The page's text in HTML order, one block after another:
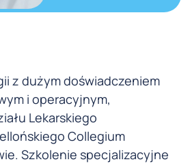
z dużym doświadczeniem
i operacyjnym,
Lekarskiego
Collegium
Szkolenie specjalizacyjne